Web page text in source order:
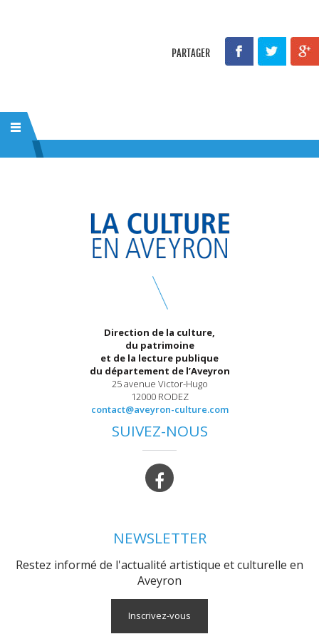
PARTAGER
Direction de la culture,
du patrimoine
et de la lecture publique
du département de l’Aveyron
25 avenue Victor-Hugo
12000 RODEZ
contact@aveyron-culture.com
SUIVEZ-NOUS
NEWSLETTER
Restez informé de l'actualité artistique et culturelle en
Aveyron
Inscrivez-vous